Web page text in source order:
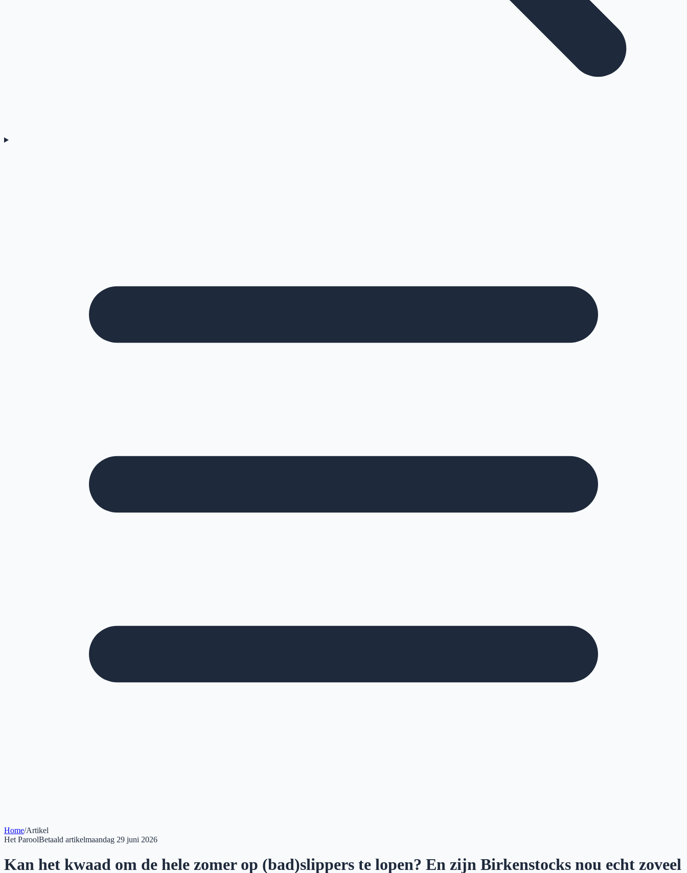
Home/Artikel
Het ParoolBetaald artikelmaandag 29 juni 2026
Kan het kwaad om de hele zomer op (bad)slippers te lopen? En zijn Birkenstocks nou echt zoveel